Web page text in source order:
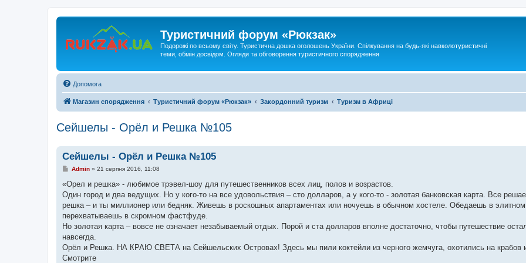
Туристичний форум «Рюкзак»
Подорожі по всьому світу. Туристична дошка оголошень України. Спілкування на будь-які навколотуристичні
теми, обмін досвідом. Огляди та обговорення туристичного спорядження
Допомога
Магазин спорядження Туристичний форум «Рюкзак» Закордонний туризм Туризм в Африці
Сейшелы - Орёл и Решка №105
Сейшелы - Орёл и Решка №105
П
в
д
о
л
е
н
я
Admin» 21 серпня 2016, 11:08
«Орел и решка» - любимое трэвел-шоу для путешественников всех лиц, полов и возрастов.
Один город и два ведущих. Но у кого-то на все удовольствия – сто долларов, а у кого-то - золотая банковская карта. Все
решка – и ты миллионер или бедняк. Живешь в роскошных апартаментах или ночуешь в обычном хостеле. Обедаешь в элитном
перехватываешь в скромном фастфуде.
Но золотая карта – вовсе не означает незабываемый отдых. Порой и ста долларов вполне достаточно, чтобы путешествие
навсегда.
Орёл и Решка. НА КРАЮ СВЕТА на Сейшельских Островах! Здесь мы пили коктейли из черного жемчуга, охотились на крабов
Смотрите